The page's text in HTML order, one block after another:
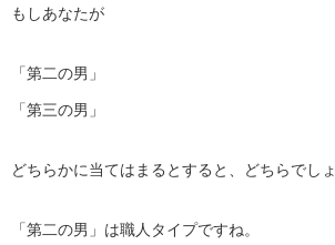
もしあなたが
「第二の男」
「第三の男」
どちらかに当てはまるとすると、どちらでし
「第二の男」は職人タイプですね。